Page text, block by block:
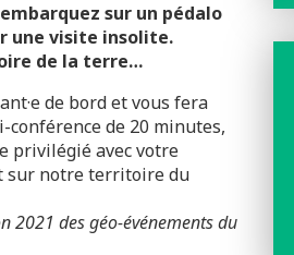
sur un pédalo
une visite insolite.
de la terre…
de bord et vous fera
conférence de 20 minutes,
privilégié avec votre
sur notre territoire du
2021 des géo-événements du